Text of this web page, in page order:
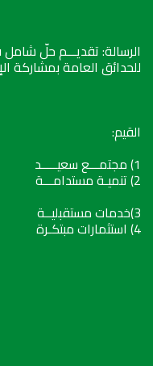
الرسالة: تقديـــم حلّ
للحدائق العامة بمشاركة
القيم:
1) مجتمـــع سعيـــــد
2) تنميـة مستدامـــة
3)خدمات مستقبليــة
4) استثمارات مبتكـرة